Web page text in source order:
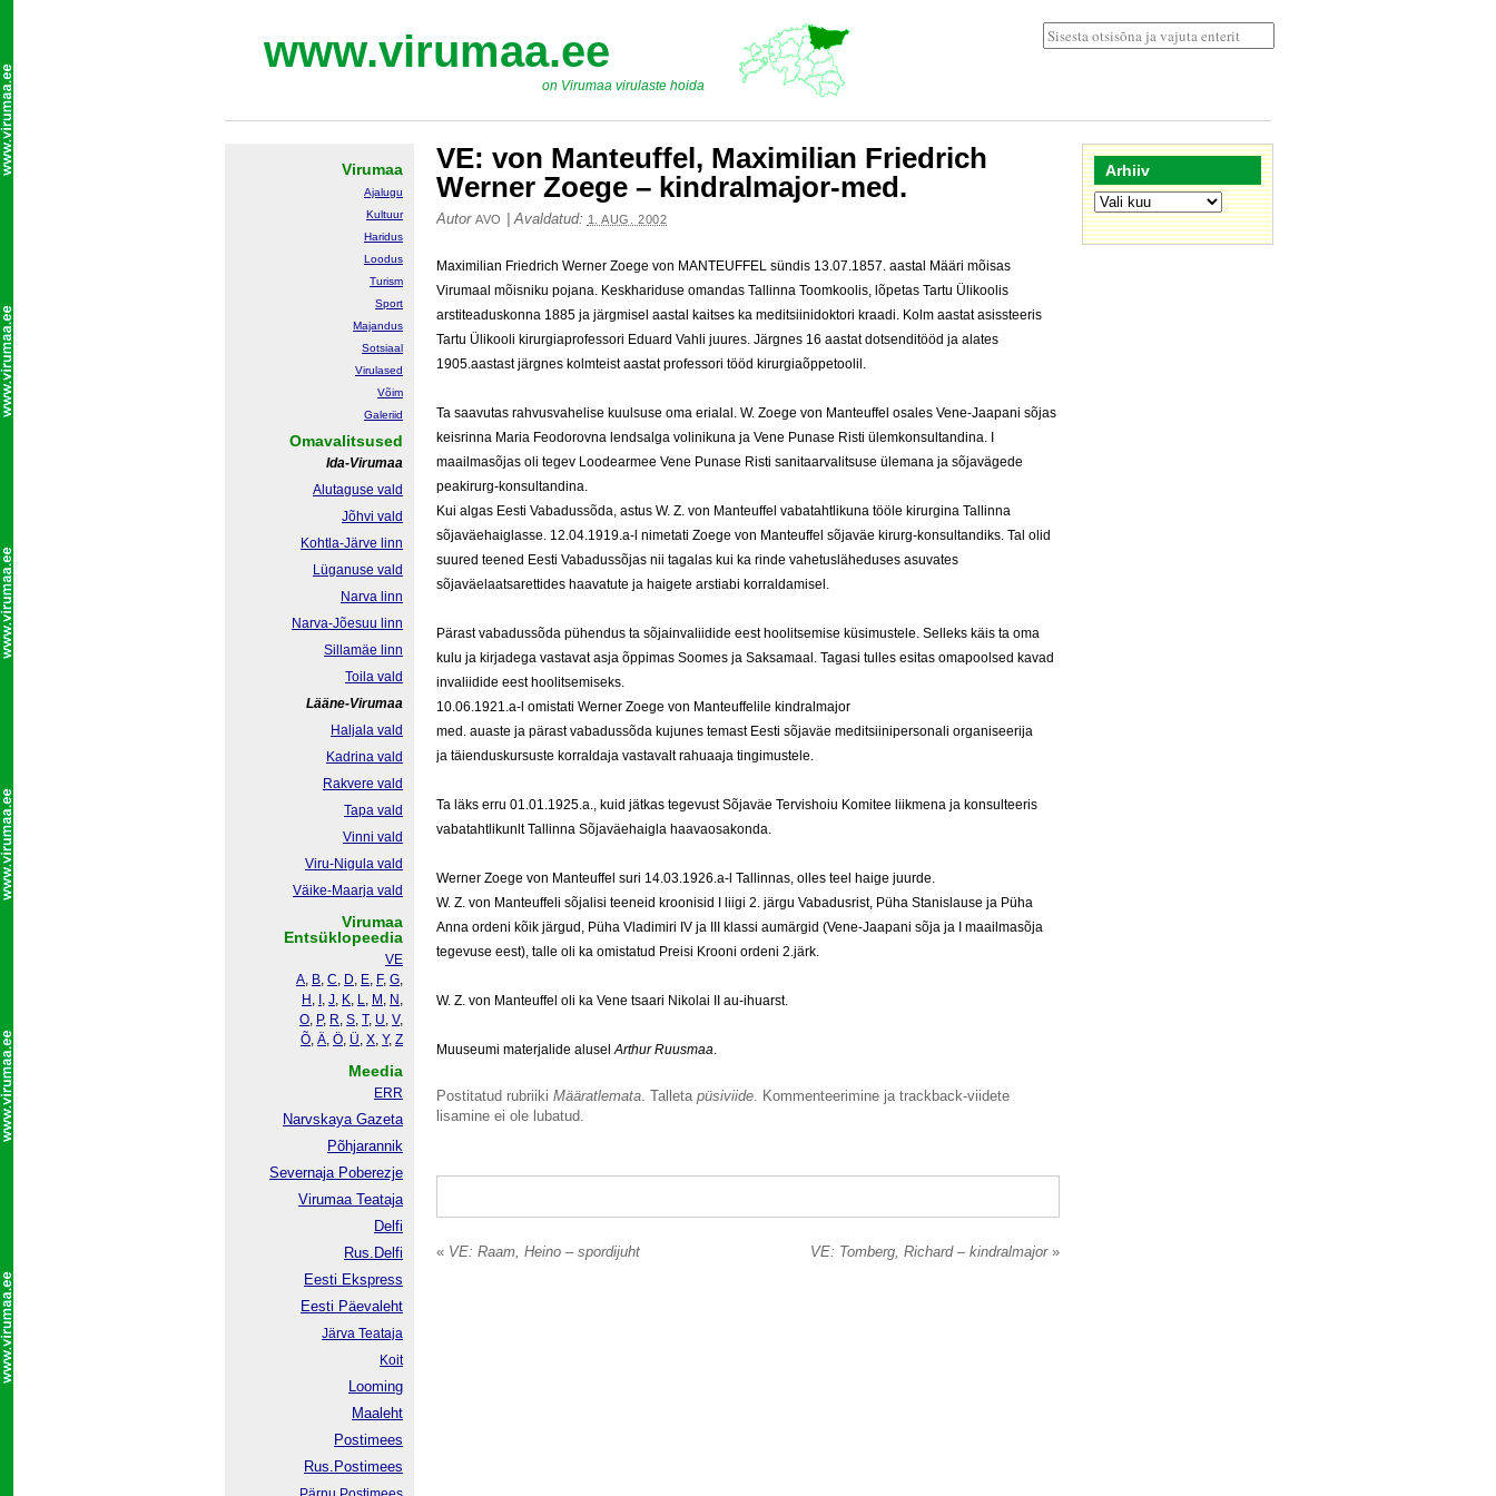
www.virumaa.ee
on Virumaa virulaste hoida
VE: von Manteuffel, Maximilian Friedrich
Werner Zoege – kindralmajor-med.
Autor AVO |Avaldatud: 1. AUG. 2002
Maximilian Friedrich Werner Zoege von MANTEUFFEL sündis 13.07.1857. aastal Määri mõisas
Virumaal mõisniku pojana. Keskhariduse omandas Tallinna Toomkoolis, lõpetas Tartu Ülikoolis
arstiteaduskonna 1885 ja järgmisel aastal kaitses ka meditsiinidoktori kraadi. Kolm aastat asissteeris
Tartu Ülikooli kirurgiaprofessori Eduard Vahli juures. Järgnes 16 aastat dotsenditööd ja alates
1905.aastast järgnes kolmteist aastat professori tööd kirurgiaõppetoolil.
Ta saavutas rahvusvahelise kuulsuse oma erialal. W. Zoege von Manteuffel osales Vene-Jaapani sõjas
keisrinna Maria Feodorovna lendsalga volinikuna ja Vene Punase Risti ülemkonsultandina. I
maailmasõjas oli tegev Loodearmee Vene Punase Risti sanitaarvalitsuse ülemana ja sõjavägede
peakirurg-konsultandina.
Kui algas Eesti Vabadussõda, astus W. Z. von Manteuffel vabatahtlikuna tööle kirurgina Tallinna
sõjaväehaiglasse. 12.04.1919.a-l nimetati Zoege von Manteuffel sõjaväe kirurg-konsultandiks. Tal olid
suured teened Eesti Vabadussõjas nii tagalas kui ka rinde vahetusläheduses asuvates
sõjaväelaatsarettides haavatute ja haigete arstiabi korraldamisel.
Pärast vabadussõda pühendus ta sõjainvaliidide eest hoolitsemise küsimustele. Selleks käis ta oma
kulu ja kirjadega vastavat asja õppimas Soomes ja Saksamaal. Tagasi tulles esitas omapoolsed kavad
invaliidide eest hoolitsemiseks.
10.06.1921.a-l omistati Werner Zoege von Manteuffelile kindralmajor
med. auaste ja pärast vabadussõda kujunes temast Eesti sõjaväe meditsiinipersonali organiseerija
ja täienduskursuste korraldaja vastavalt rahuaaja tingimustele.
Ta läks erru 01.01.1925.a., kuid jätkas tegevust Sõjaväe Tervishoiu Komitee liikmena ja konsulteeris
vabatahtlikunlt Tallinna Sõjaväehaigla haavaosakonda.
Werner Zoege von Manteuffel suri 14.03.1926.a-l Tallinnas, olles teel haige juurde.
W. Z. von Manteuffeli sõjalisi teeneid kroonisid I liigi 2. järgu Vabadusrist, Püha Stanislause ja Püha
Anna ordeni kõik järgud, Püha Vladimiri IV ja III klassi aumärgid (Vene-Jaapani sõja ja I maailmasõja
tegevuse eest), talle oli ka omistatud Preisi Krooni ordeni 2.järk.
W. Z. von Manteuffel oli ka Vene tsaari Nikolai II au-ihuarst.
Muuseumi materjalide aluselArthur Ruusmaa.
Postitatud rubriiki Määratlemata. Talleta püsiviide. Kommenteerimine ja trackback-viidete
lisamine ei ole lubatud.
« VE: Raam, Heino – spordijuht VE: Tomberg, Richard – kindralmajor »
Virumaa
Ajalugu
Kultuur
Haridus
Loodus
Turism
Sport
Majandus
Sotsiaal
Virulased
Võim
Galeriid
Omavalitsused
Ida-Virumaa
Alutaguse vald
Jõhvi vald
Kohtla-Järve linn
Lüganuse vald
Narva linn
Narva-Jõesuu linn
Sillamäe linn
Toila vald
Lääne-Virumaa
Haljala vald
Kadrina vald
Rakvere vald
Tapa vald
Vinni vald
Viru-Nigula vald
Väike-Maarja vald
Virumaa
Entsüklopeedia
VE
A, B, C, D, E, F, G,
H , , J, K, L, M , N ,
O, P, R, S, T, U, V,
Õ, Ä, Ö, Ü, X, Y, Z
Meedia
ERR
Narvskaya Gazeta
Põhjarannik
Severnaja Poberezje
Virumaa Teataja
Delfi
Rus.Delfi
Eesti Ekspress
Eesti Päevaleht
Järva Teataja
Koit
Looming
Maaleht
Postimees
Rus.Postimees
Arhiiv
Arhiiv